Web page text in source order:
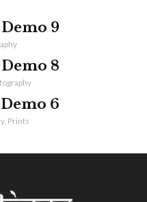
9
8
6
Prints